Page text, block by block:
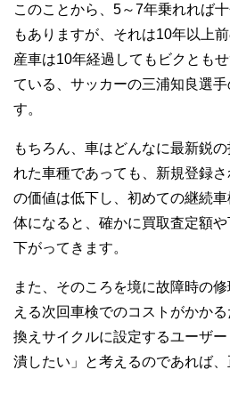
このことから、5～7年乗れれば
もありますが、それは10年以上
産車は10年経過してもビクとも
ている、サッカーの三浦知良選
す。
もちろん、車はどんなに最新鋭
れた車種であっても、新規登録
の価値は低下し、初めての継続
体になると、確かに買取査定額
下がってきます。
また、そのころを境に故障時の
える次回車検でのコストがかか
換えサイクルに設定するユーザ
潰したい」と考えるのであれば、